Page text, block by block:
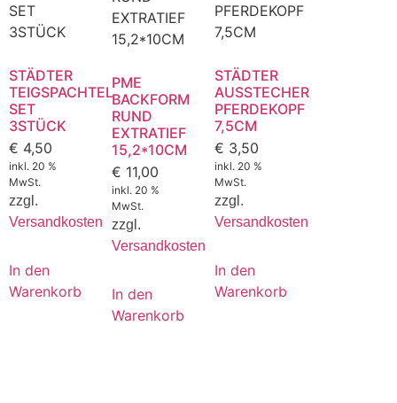
STÄDTER
TEIGSPACHTEL
SET
3STÜCK
€ 4,50
inkl. 20 %
MwSt.
zzgl.
Versandkosten
In den
Warenkorb
PME
BACKFORM
RUND
EXTRATIEF
15,2*10CM
€ 11,00
inkl. 20 %
MwSt.
zzgl.
Versandkosten
In den
Warenkorb
STÄDTER
AUSSTECHER
PFERDEKOPF
7,5CM
€ 3,50
inkl. 20 %
MwSt.
zzgl.
Versandkosten
In den
Warenkorb